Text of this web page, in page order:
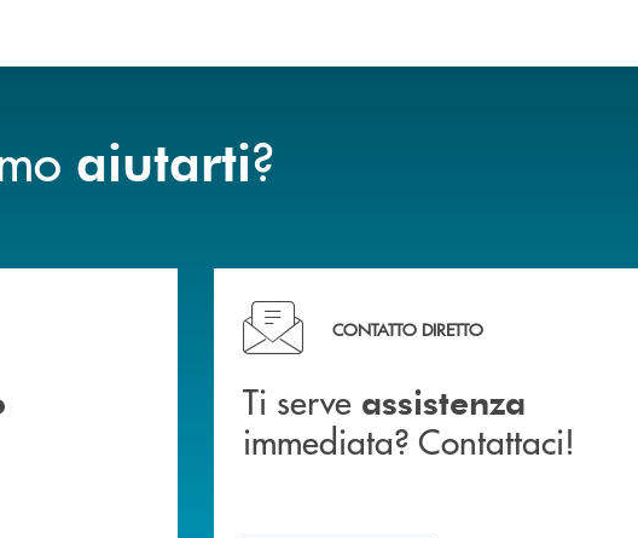
aiutarti?
nostre&nbsp; filiali . Ti serve assistenza immediata? Contattaci!
CONTATTO DIRETTO
Ti serve assistenza
immediata? Contattaci!